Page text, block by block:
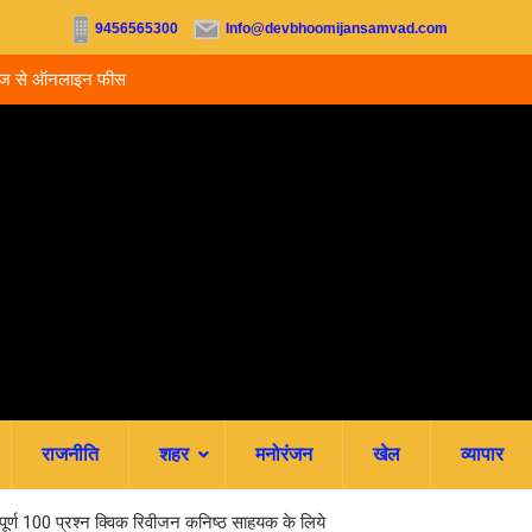
9456565300 Info@devbhoomijansamvad.com
संगीतमय शाम ‘घनक’
देहरादून को मिला अपना वेलनेस घर, नवितल्या
उद्घाटन, उत्तराखंड में पहली बार श्री श्री
राजनीति शहर मनोरंजन खेल व्यापार
100 प्रश्न क्विक रिवीजन कनिष्ठ साहयक के लिये